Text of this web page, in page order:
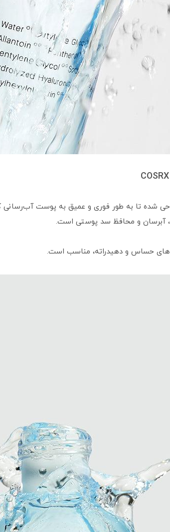
آبرسان و محافظ سد پوستی است.
حساس و دهیدراته، مناسب است.